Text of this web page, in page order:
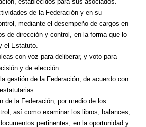
de la Federación y en su
mediante el desempeño de cargos en
de dirección y control, en la forma que lo
el Estatuto.
con voz para deliberar, y voto para
y de elección.
gestión de la Federación, de acuerdo con
de la Federación, por medio de los
así como examinar los libros, balances,
pertinentes, en la oportunidad y